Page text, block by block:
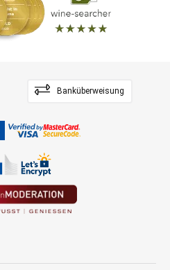
Banküberweisung